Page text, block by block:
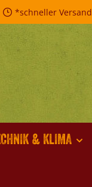
*schneller Versand
& KLIMA